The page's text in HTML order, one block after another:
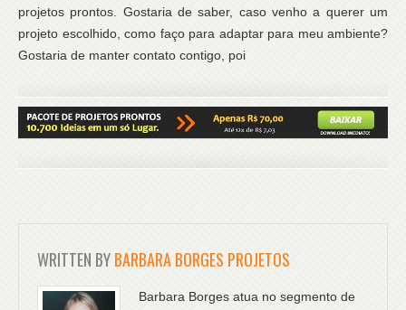
projetos prontos. Gostaria de saber, caso venho a querer um
projeto escolhido, como faço para adaptar para meu ambiente?
Gostaria de manter contato contigo, poi
WRITTEN BYBARBARA BORGES PROJETOS
Barbara Borges atua no segmento de